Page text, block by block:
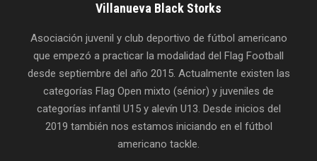
Villanueva Black Storks
Asociación juvenil y club deportivo de fútbol americano
que empezó a practicar la modalidad del Flag Football
desde septiembre del año 2015. Actualmente existen las
categorías Flag Open mixto (sénior) y juveniles de
categorías infantil U15 y alevín U13. Desde inicios del
2019 también nos estamos iniciando en el fútbol
americano tackle.